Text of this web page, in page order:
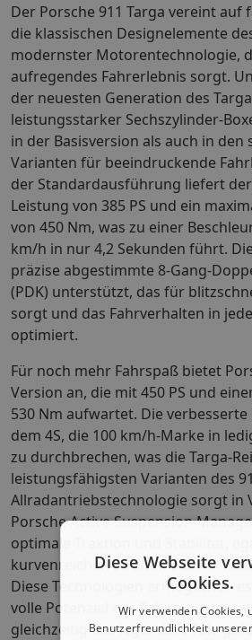
Der Porsche 911 Targa vereint auf
die klassischen Designelemente
modernster Motorentechnologie,
aufregendes Fahrerlebnis sorgt.
der neuesten Generation des
leistungsstarker Sechszylinder-
in der Basisversion als auch in
Varianten für beeindruckende
der Standardausführung liefert
Leistung von 385 PS und ein
von 450 Nm, was zu einer
km/h in nur 4,2 Sekunden führt.
präzise abgestimmte 8-Gang-
(PDK) unterstützt, das für
sorgt und das Fahrverhalten in
optimiert.
Für noch mehr Fahrspaß bietet
Version an, die mit 450 PS und
530 Nm aufwartet. Die
dem 4S, die 100 km/h-Marke in
zu durchbrechen, was die Targa-
leistungsfähigsten Varianten des
Allradantriebstechnologie sorgt in
Porsche Active Suspension
optimale Traktion und Stabilität,
kurvenreichen Straßen oder in
Diese Technologien ermöglichen
volle Potenzial des Fahrzeugs
gleichzeitig das legendäre
Diese Webseite
Cookies.
Wir verwenden Cookies,
Benutzerfreundlichkeit